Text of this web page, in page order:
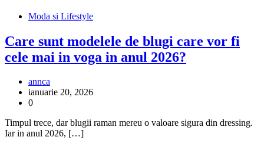
Moda si Lifestyle
Care sunt modelele de blugi care vor fi
cele mai in voga in anul 2026?
annca
ianuarie 20, 2026
0
Timpul trece, dar blugii raman mereu o valoare sigura din dressing.
Iar in anul 2026, […]